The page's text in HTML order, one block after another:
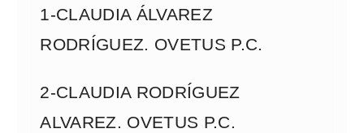
1-CLAUDIA ÁLVAREZ
RODRÍGUEZ. OVETUS P.C.
2-CLAUDIA RODRÍGUEZ
ALVAREZ. OVETUS P.C.